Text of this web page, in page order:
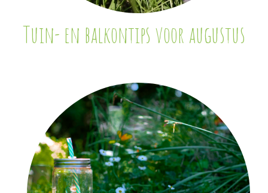
Tuin- en balkontips voor augustus